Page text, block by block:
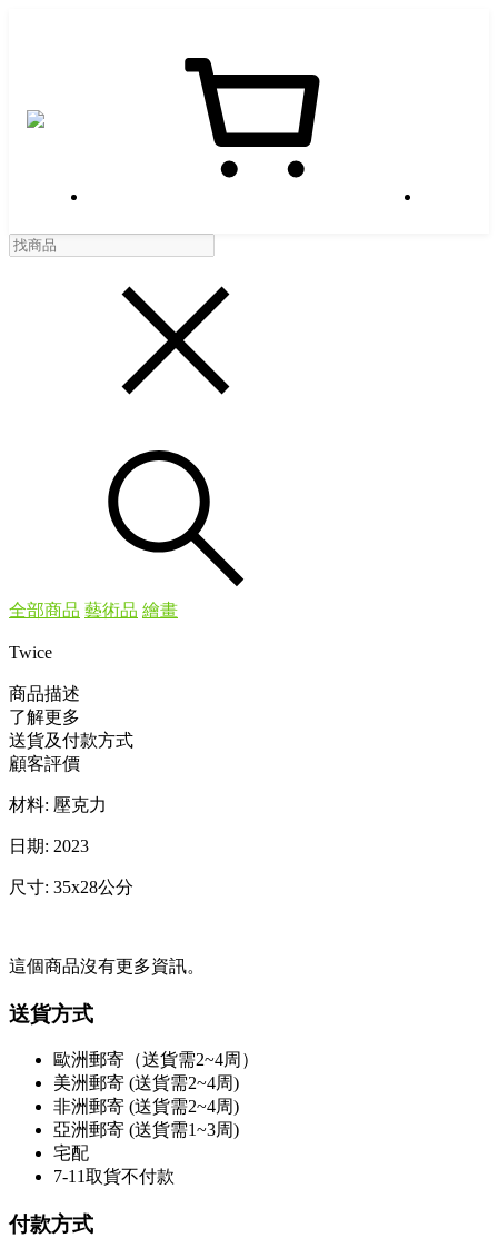
全部商品 藝術品 繪畫
Twice
商品描述
了解更多
送貨及付款方式
顧客評價
材料: 壓克力
日期: 2023
尺寸: 35x28公分
這個商品沒有更多資訊。
送貨方式
歐洲郵寄（送貨需2~4周）
美洲郵寄 (送貨需2~4周)
非洲郵寄 (送貨需2~4周)
亞洲郵寄 (送貨需1~3周)
宅配
7-11取貨不付款
付款方式